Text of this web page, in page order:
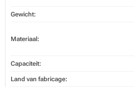
Gewicht:
Materiaal:
Capaciteit:
Land van fabricage: